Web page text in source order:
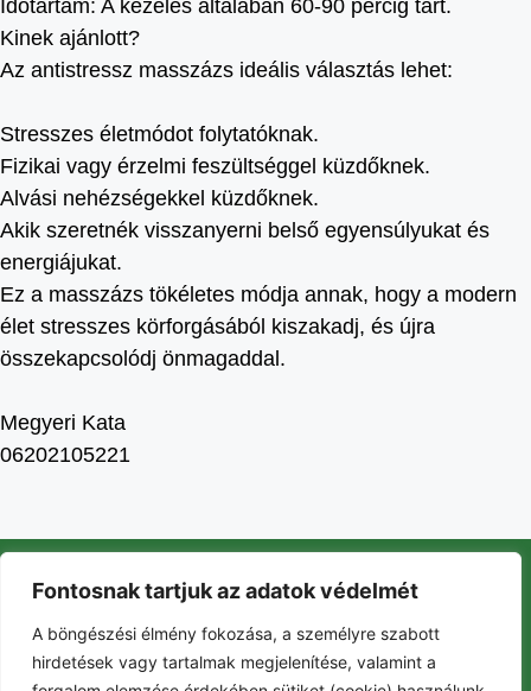
Fontosnak tartjuk az adatok védelmét
A böngészési élmény fokozása, a személyre szabott
hirdetések vagy tartalmak megjelenítése, valamint a
Időtartam: A kezelés általában 60-90 percig tart.
Kinek ajánlott?
Az antistressz masszázs ideális választás lehet:
Stresszes életmódot folytatóknak.
Fizikai vagy érzelmi feszültséggel küzdőknek.
Alvási nehézségekkel küzdőknek.
Akik szeretnék visszanyerni belső egyensúlyukat és
energiájukat.
Ez a masszázs tökéletes módja annak, hogy a modern
élet stresszes körforgásából kiszakadj, és újra
összekapcsolódj önmagaddal.
Megyeri Kata
06202105221
Szolgáltatások
Gyerekeknek
Eseménynaptár